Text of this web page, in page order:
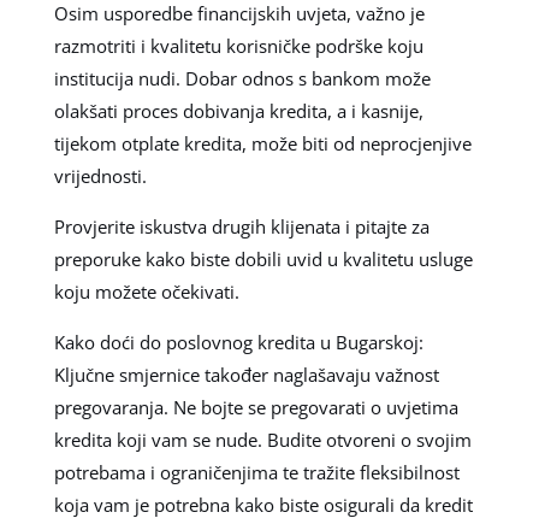
Osim usporedbe financijskih uvjeta, važno je
razmotriti i kvalitetu korisničke podrške koju
institucija nudi. Dobar odnos s bankom može
olakšati proces dobivanja kredita, a i kasnije,
tijekom otplate kredita, može biti od neprocjenjive
vrijednosti.
Provjerite iskustva drugih klijenata i pitajte za
preporuke kako biste dobili uvid u kvalitetu usluge
koju možete očekivati.
Kako doći do poslovnog kredita u Bugarskoj:
Ključne smjernice također naglašavaju važnost
pregovaranja. Ne bojte se pregovarati o uvjetima
kredita koji vam se nude. Budite otvoreni o svojim
potrebama i ograničenjima te tražite fleksibilnost
koja vam je potrebna kako biste osigurali da kredit